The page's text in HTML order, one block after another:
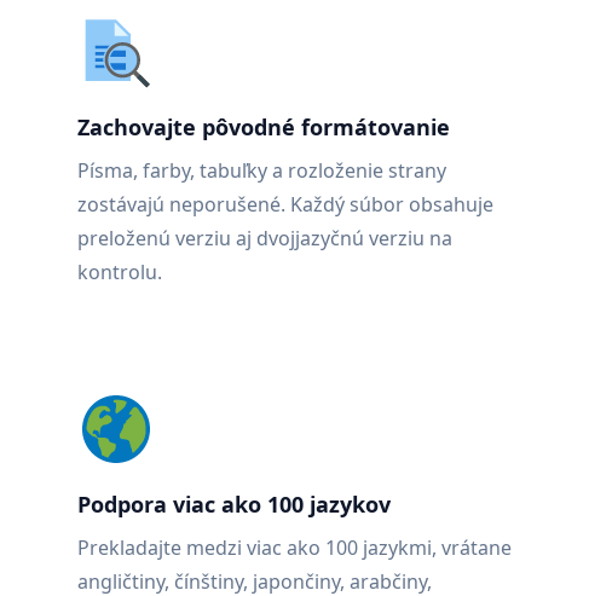
Zachovajte pôvodné formátovanie
Písma, farby, tabuľky a rozloženie strany
zostávajú neporušené. Každý súbor obsahuje
preloženú verziu aj dvojjazyčnú verziu na
kontrolu.
Podpora viac ako 100 jazykov
Prekladajte medzi viac ako 100 jazykmi, vrátane
angličtiny, čínštiny, japončiny, arabčiny,